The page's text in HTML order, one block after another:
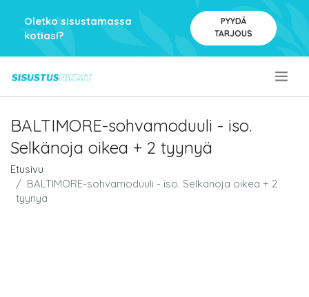
Oletko sisustamassa
kotiasi?
PYYDÄ
TARJOUS
BALTIMORE-sohvamoduuli - iso.
Selkänoja oikea + 2 tyynyä
Etusivu
BALTIMORE-sohvamoduuli - iso. Selkänoja oikea + 2
tyynyä